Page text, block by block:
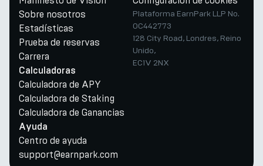
Sobre nosotros
Estadísticas
Prueba de reservas
Carrera
Calculadoras
Calculadora de APY
Calculadora de Staking
Calculadora de Ganancias
Ayuda
Centro de ayuda
support@earnpark.com
Plataforma EarnPark LLP No.
OC442773
128 City Road, Londres, Reino
Unido,
EC1V 2NX